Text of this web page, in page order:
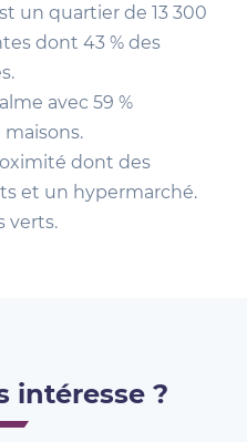
un quartier de 13 300
dont 43 % des
avec 59 %
dont des
et un hypermarché.
verts.
intéresse ?